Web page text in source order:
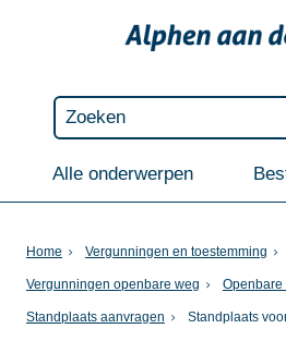
Alle onderwerpen
Home Vergunningen en toestemming
Vergunningen openbare weg Openbare
Standplaats aanvragen Standplaats